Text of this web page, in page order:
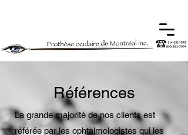
Références
La grande majorité de nos clients est
référée par les ophtalmologistes qui les